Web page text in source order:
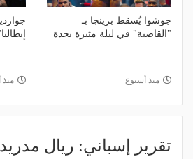
جوشوا يُسقط برينجا بـ
"القاضية" في ليلة مثيرة بجدة
منذ أسبوع منذ
تقرير إسباني: ريال